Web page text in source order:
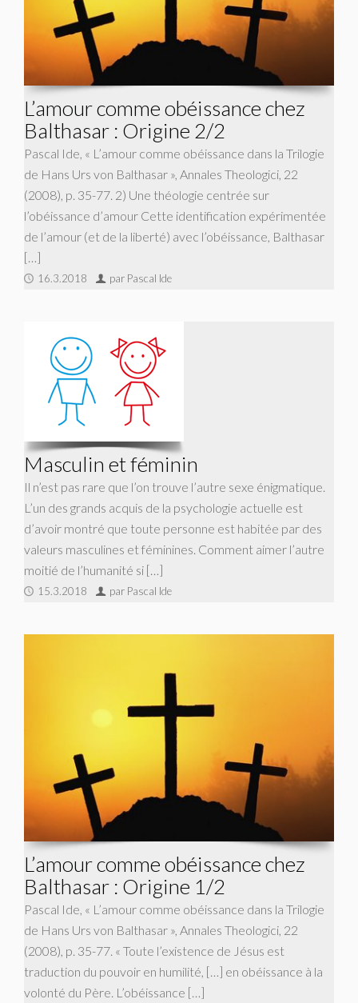
L’amour comme obéissance chez
Balthasar : Origine 2/2
Pascal Ide, « L’amour comme obéissance dans la Trilogie
de Hans Urs von Balthasar », Annales Theologici, 22
(2008), p. 35-77. 2) Une théologie centrée sur
l’obéissance d’amour Cette identification expérimentée
de l’amour (et de la liberté) avec l’obéissance, Balthasar
[…]
16.3.2018 par Pascal Ide
Masculin et féminin
Il n’est pas rare que l’on trouve l’autre sexe énigmatique.
L’un des grands acquis de la psychologie actuelle est
d’avoir montré que toute personne est habitée par des
valeurs masculines et féminines. Comment aimer l’autre
moitié de l’humanité si […]
15.3.2018 par Pascal Ide
L’amour comme obéissance chez
Balthasar : Origine 1/2
Pascal Ide, « L’amour comme obéissance dans la Trilogie
de Hans Urs von Balthasar », Annales Theologici, 22
(2008), p. 35-77. « Toute l’existence de Jésus est
traduction du pouvoir en humilité, […] en obéissance à la
volonté du Père. L’obéissance […]